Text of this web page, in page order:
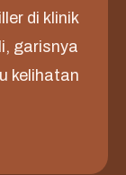
di klinik
garisnya
kelihatan